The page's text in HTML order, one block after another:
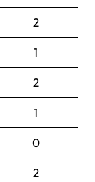
2
1
2
1
0
2